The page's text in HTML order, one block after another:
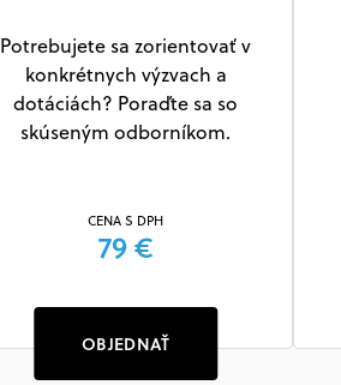
Potrebujete sa zorientovať v
konkrétnych výzvach a
dotáciách? Poraďte sa so
skúseným odborníkom.
CENA S DPH
79 €
OBJEDNAŤ